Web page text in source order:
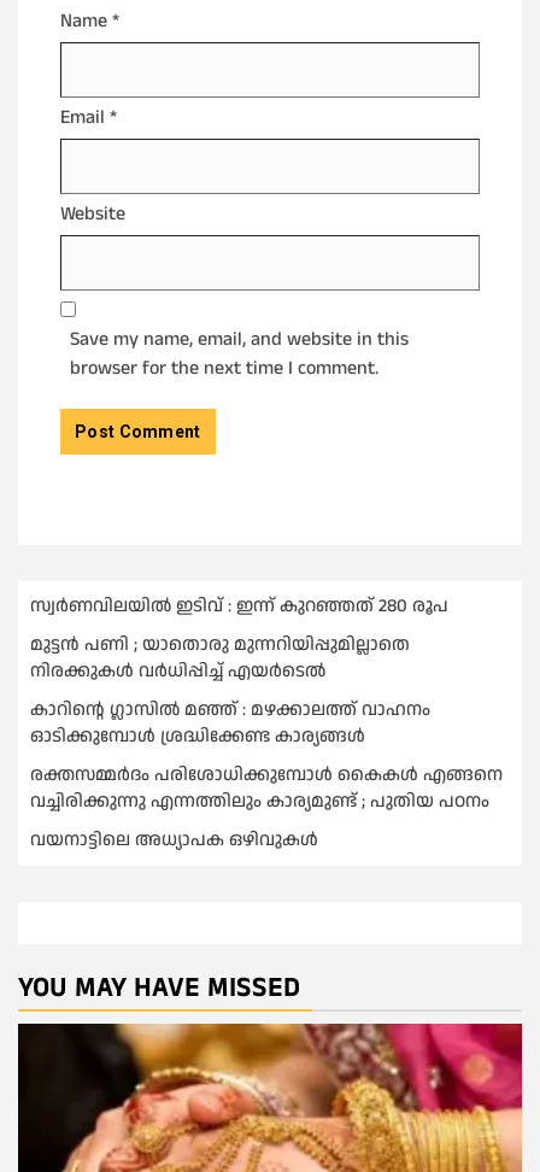
Name*
Email *
Website
Save my name, email, and website in this
browser for the next time I comment.
സ്വർണവിലയില്‍ ഇടിവ് : ഇന്ന് കുറഞ്ഞത് 280 രൂപ
മുട്ടൻ പണി ; യാതൊരു മുന്നറിയിപ്പുമില്ലാതെ
നിരക്കുകള്‍ വർധിപ്പിച്ച്‌ എയർടെല്‍
കാറിൻ്റെ ഗ്ലാസിൽ മഞ്ഞ് : മഴക്കാലത്ത് വാഹനം
ഓടിക്കുമ്പോള്‍ ശ്രദ്ധിക്കേണ്ട കാര്യങ്ങൾ
രക്തസമ്മര്‍ദം പരിശോധിക്കുമ്പോള്‍ കൈകള്‍ എങ്ങനെ
വച്ചിരിക്കുന്നു എന്നത്തിലും കാര്യമുണ്ട് ; പുതിയ പഠനം
വയനാട്ടിലെ അധ്യാപക ഒഴിവുകൾ
YOU MAY HAVE MISSED